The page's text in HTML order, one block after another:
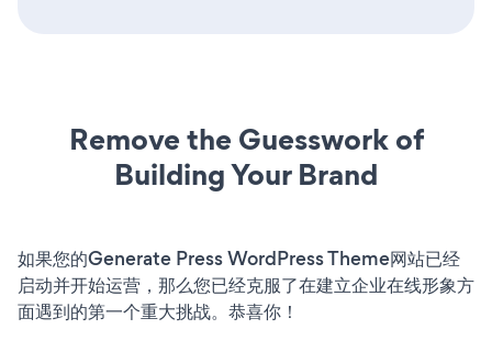
Remove the Guesswork of
Building Your Brand
如果您的Generate Press WordPress Theme网站已经
启动并开始运营，那么您已经克服了在建立企业在线形象方
面遇到的第一个重大挑战。恭喜你！